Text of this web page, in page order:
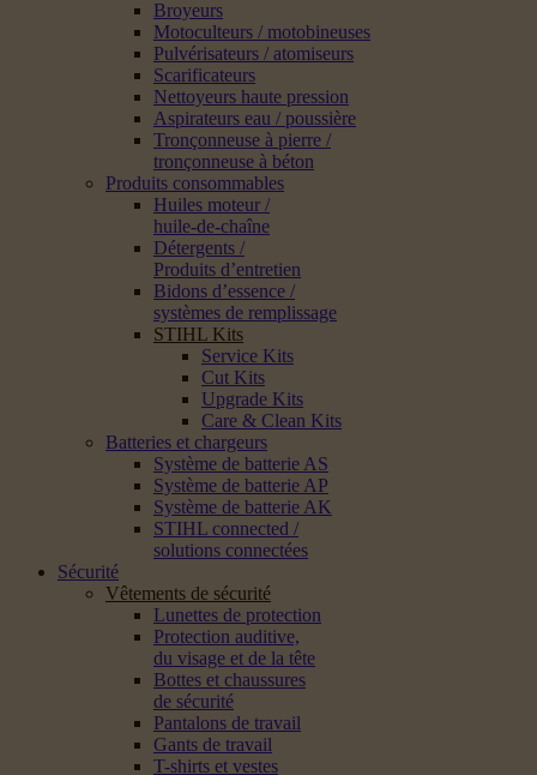
Broyeurs
Motoculteurs / motobineuses
Pulvérisateurs / atomiseurs
Scarificateurs
Nettoyeurs haute pression
Aspirateurs eau / poussière
Tronçonneuse à pierre /
tronçonneuse à béton
Produits consommables
Huiles moteur /
huile-de-chaîne
Détergents /
Produits d’entretien
Bidons d’essence /
systèmes de remplissage
STIHL Kits
Service Kits
Cut Kits
Upgrade Kits
Care & Clean Kits
Batteries et chargeurs
Système de batterie AS
Système de batterie AP
Système de batterie AK
STIHL connected /
solutions connectées
Sécurité
Vêtements de sécurité
Lunettes de protection
Protection auditive,
du visage et de la tête
Bottes et chaussures
de sécurité
Pantalons de travail
Gants de travail
T-shirts et vestes